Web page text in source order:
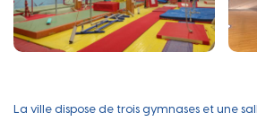
La ville dispose de trois gymnases et une